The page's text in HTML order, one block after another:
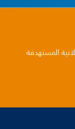
المستهدفة